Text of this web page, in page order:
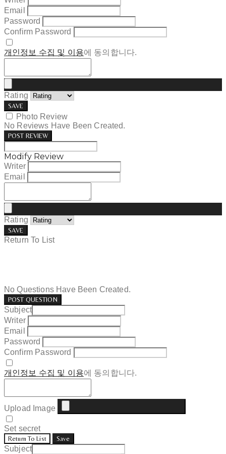
Email
Password
Confirm Password
개인정보 수집 및 이용에 동의합니다.
Rating
SAVE
Photo Review
No Reviews Have Been Created.
POST REVIEW
Modify Review
Writer
Email
Rating
SAVE
Return To List
No Questions Have Been Created.
POST QUESTION
Subject
Writer
Email
Password
Confirm Password
개인정보 수집 및 이용에 동의합니다.
Upload Image
Set secret
Return To List Save
Subject